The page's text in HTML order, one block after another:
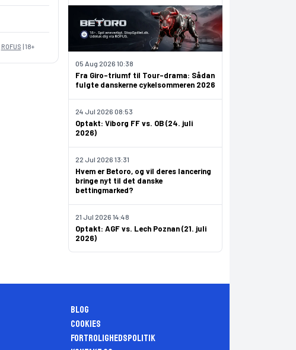
ROFUS | 18+
Fra Giro-triumf til Tour-drama: Sådan
fulgte danskerne cykelsommeren 2026
05 Aug 2026 10:38
Optakt: Viborg FF vs. OB (24. juli
2026)
24 Jul 2026 08:53
Hvem er Betoro, og vil deres lancering
bringe nyt til det danske
bettingmarked?
22 Jul 2026 13:31
Optakt: AGF vs. Lech Poznan (21. juli
2026)
21 Jul 2026 14:48
Blog
Cookies
Fortrolighedspolitik